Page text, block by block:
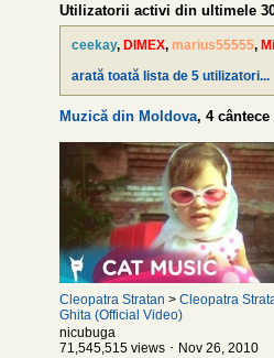
Utilizatorii activi din ultimele
ceekay, DIMEX, marius55555,
arată toată lista de 5 utilizatori...
Muzică din Moldova, 4
Cleopatra Stratan > Cleopatra
Ghita (Official Video)
nicubuga
71,545,515 views ･ Nov 26, 2010